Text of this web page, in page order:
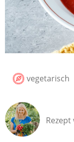
vegetarisch
Rezept